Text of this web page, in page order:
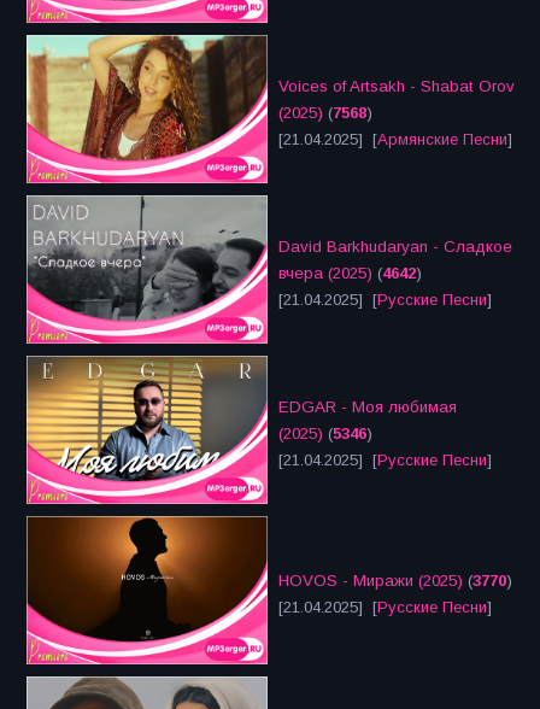
Voices of Artsakh - Shabat Orov
(2025) (7568)
[21.04.2025] [Армянские Песни]
David Barkhudaryan - Сладкое
вчера (2025) (4642)
[21.04.2025] [Русские Песни]
EDGAR - Моя любимая
(2025) (5346)
[21.04.2025] [Русские Песни]
HOVOS - Миражи (2025) (3770)
[21.04.2025] [Русские Песни]